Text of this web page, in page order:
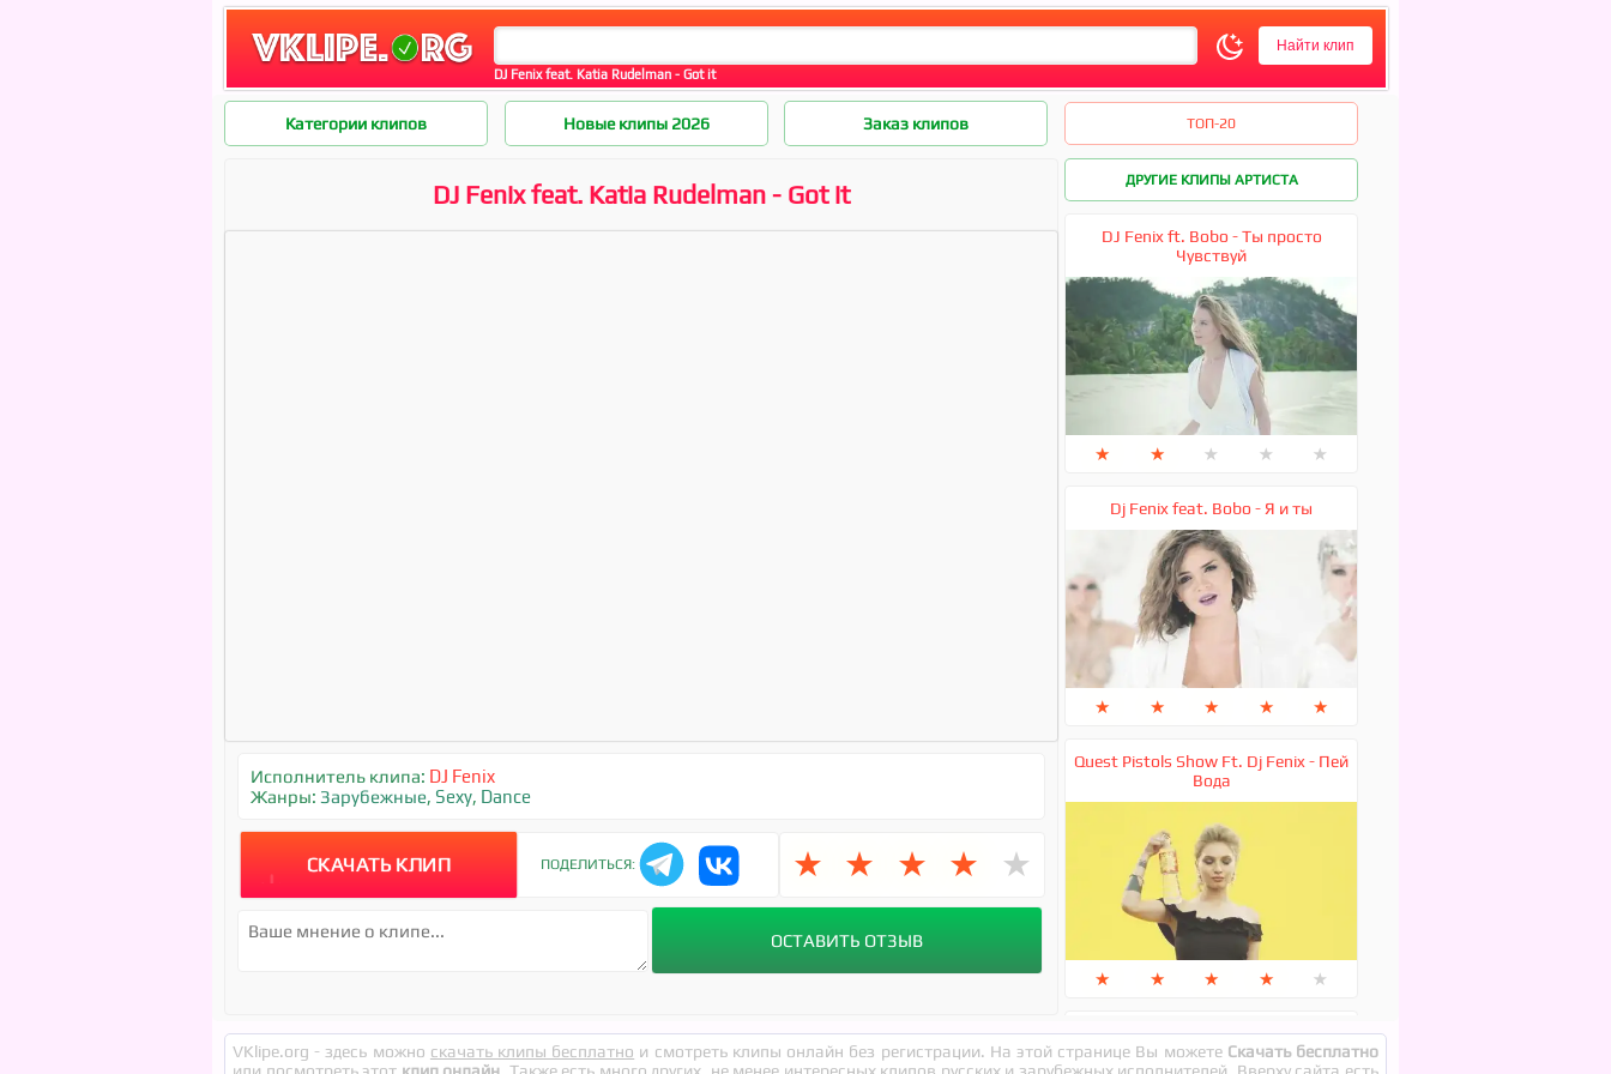
DJ Fenix feat. Katia Rudelman - Got it
Категории клипов Новые клипы 2026 Заказ клипов ТОП-20
DJ Fenix feat. Katia Rudelman - Got it
Исполнитель клипа: DJ Fenix
Жанры: Зарубежные, Sexy, Dance
СКАЧАТЬ КЛИП ПОДЕЛИТЬСЯ: ★ ★ ★ ★ ★
ДРУГИЕ КЛИПЫ АРТИСТА
DJ Fenix ft. Bobo - Ты просто
Чувствуй
★ ★ ★ ★ ★
Dj Fenix feat. Bobo - Я и ты
★ ★ ★ ★ ★
Quest Pistols Show Ft. Dj Fenix - Пей
Вода
★ ★ ★ ★ ★
Мот feat Ани Лорак - Сопрано
VKlipe.org - здесь можно скачать клипы бесплатно и смотреть клипы онлайн без регистрации. На этой странице Вы можете Скачать бесплатно